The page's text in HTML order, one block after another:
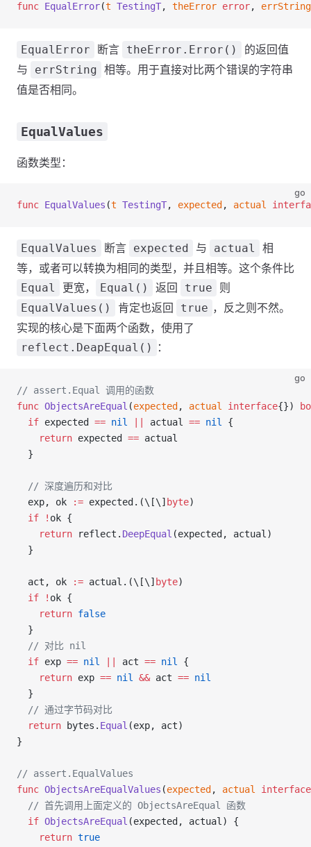
func EqualError(t TestingT, theError error, errString
EqualError 断言 theError.Error()
的返回值
与
errString 相等。用于直接对比两个错误的字符串
值是否相同。
EqualValues
函数类型：
go
func EqualValues (t TestingT, expected , actual
EqualValues 断言 expected 与 actual
相
等，或者可以转换为相同的类型，并且相等。这个条件比
Equal 更宽， Equal() 返回 true 则
EqualValues() 肯定也返回 true ，反之则不然。
实现的核心是下面两个函数，使用了
reflect.DeapEqual() ：
go
// assert.Equal 调用的函数
func ObjectsAreEqual (expected , actual interface{})
  if
expected == nil actual == nil
{
    return
expected == actual
  }
  // 深度遍历和对比
  exp
, ok := expected .(\[\] byte)
  if
! ok {
    return
reflect . DeepEqual (expected , actual )
  }
  act
, ok := actual .(\[\] byte)
  if
! ok {
    return
false
  }
  // 对比 nil
  if
exp == nil act == nil
{
    return
exp == nil && act == nil
  }
  // 通过字节码对比
  return
bytes . Equal (exp, act)
}
// assert.EqualValues
func ObjectsAreEqualValues (expected , actual
interface
  // 首先调用上面定义的 ObjectsAreEqual 函数
  if
ObjectsAreEqual (expected , actual ) {
    return
true